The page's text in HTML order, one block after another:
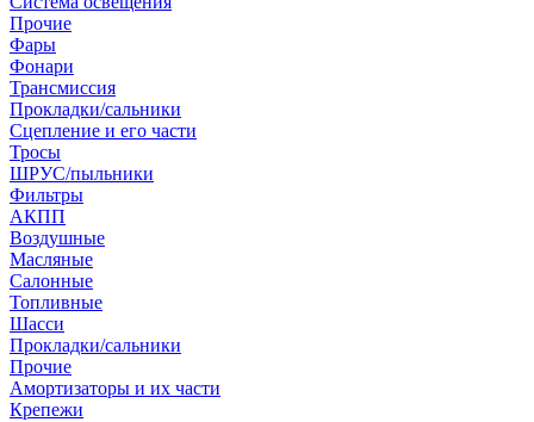
Прочие
Фары
Фонари
Трансмиссия
Прокладки/сальники
Сцепление и его части
Тросы
ШРУС/пыльники
Фильтры
АКПП
Воздушные
Масляные
Салонные
Топливные
Шасси
Прокладки/сальники
Прочие
Амортизаторы и их части
Крепежи